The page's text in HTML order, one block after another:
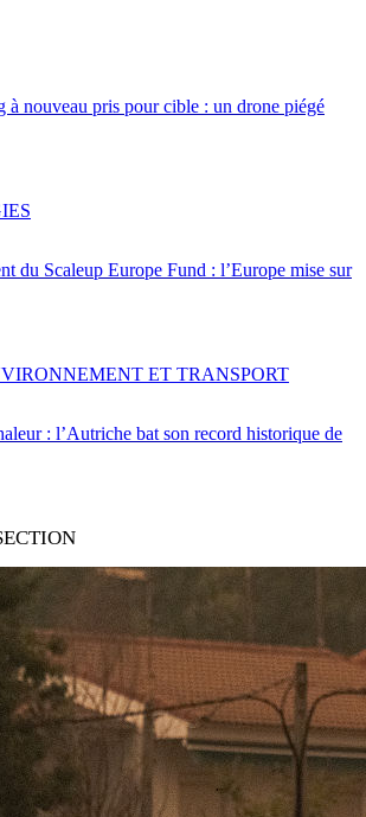
à nouveau pris pour cible : un drone piégé
du Scaleup Europe Fund : l’Europe mise sur
: l’Autriche bat son record historique de
ET TRANSPORT